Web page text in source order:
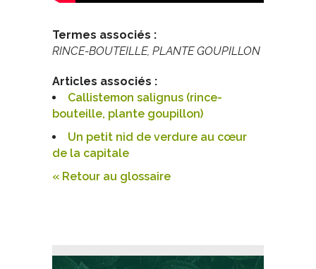
Termes associés :
RINCE-BOUTEILLE, PLANTE GOUPILLON
Articles associés :
Callistemon salignus (rince-
bouteille, plante goupillon)
Un petit nid de verdure au cœur
de la capitale
« Retour au glossaire